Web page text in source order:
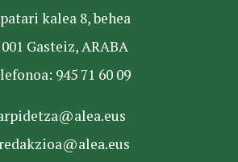
kalea 8, behea
Gasteiz, ARABA
945 71 60 09